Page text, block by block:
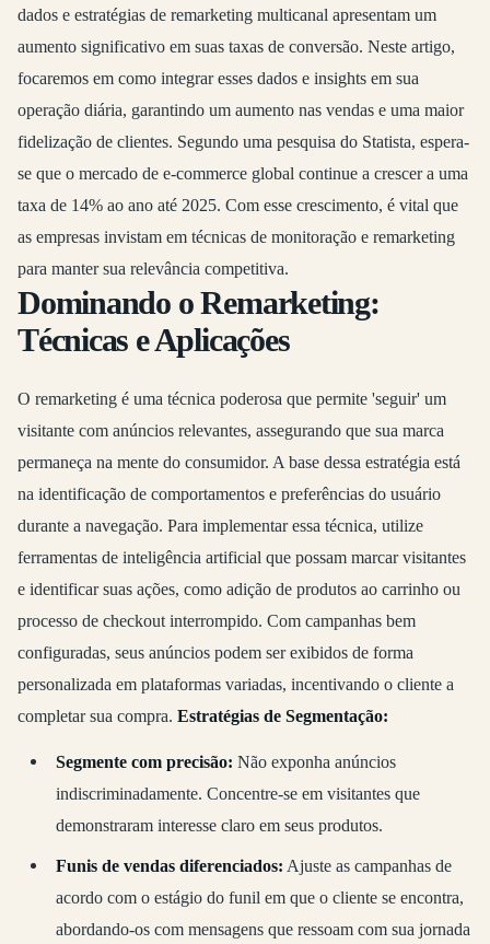
dados e estratégias de remarketing multicanal apresentam um
aumento significativo em suas taxas de conversão. Neste artigo,
focaremos em como integrar esses dados e insights em sua
operação diária, garantindo um aumento nas vendas e uma maior
fidelização de clientes. Segundo uma pesquisa do Statista, espera-
se que o mercado de e-commerce global continue a crescer a uma
taxa de 14% ao ano até 2025. Com esse crescimento, é vital que
as empresas invistam em técnicas de monitoração e remarketing
para manter sua relevância competitiva.
Dominando o Remarketing:
Técnicas e Aplicações
O remarketing é uma técnica poderosa que permite 'seguir' um
visitante com anúncios relevantes, assegurando que sua marca
permaneça na mente do consumidor. A base dessa estratégia está
na identificação de comportamentos e preferências do usuário
durante a navegação. Para implementar essa técnica, utilize
ferramentas de inteligência artificial que possam marcar visitantes
e identificar suas ações, como adição de produtos ao carrinho ou
processo de checkout interrompido. Com campanhas bem
configuradas, seus anúncios podem ser exibidos de forma
personalizada em plataformas variadas, incentivando o cliente a
completar sua compra. Estratégias de Segmentação:
Segmente com precisão: Não exponha anúncios
indiscriminadamente. Concentre-se em visitantes que
demonstraram interesse claro em seus produtos.
Funis de vendas diferenciados: Ajuste as campanhas de
acordo com o estágio do funil em que o cliente se encontra,
abordando-os com mensagens que ressoam com sua jornada